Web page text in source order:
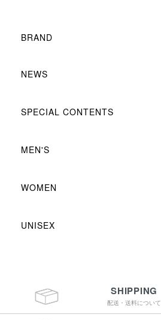
BRAND
NEWS
SPECIAL CONTENTS
MEN'S
WOMEN
UNISEX
SHIPPING
配送・送料について